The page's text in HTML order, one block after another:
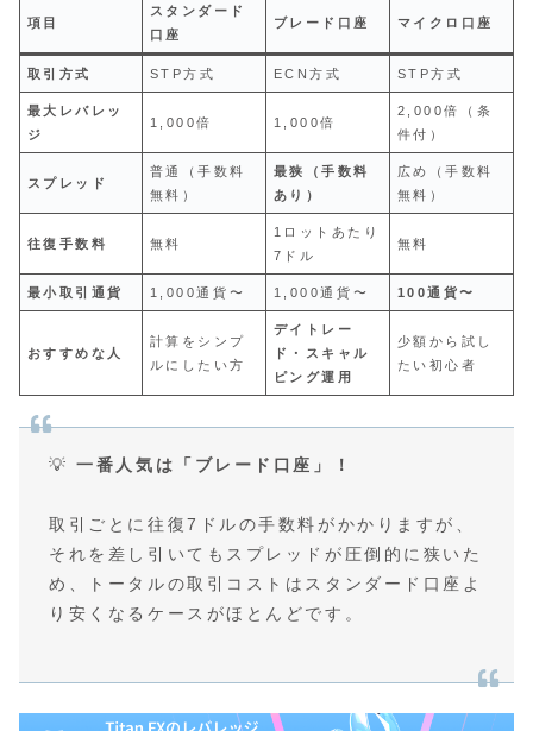
項目
スタンダード
口座
ブレード口座 マイクロ口座
取引方式 STP方式 ECN方式 STP方式
最大レバレッ
ジ
1,000倍 1,000倍
2,000倍（条
件付）
スプレッド
普通（手数料
無料）
最狭（手数料
あり）
広め（手数料
無料）
往復手数料 無料
1ロットあたり
7ドル
無料
最小取引通貨 1,000通貨〜 1,000通貨〜 100通貨〜
おすすめな人
計算をシンプ
ルにしたい方
デイトレー
ド・スキャル
ピング運用
少額から試し
たい初心者
💡一番人気は「ブレード口座」！
取引ごとに往復7ドルの手数料がかかりますが、
それを差し引いてもスプレッドが圧倒的に狭いた
め、トータルの取引コストはスタンダード口座よ
り安くなるケースがほとんどです。